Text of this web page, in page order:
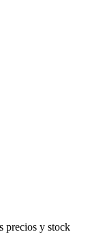
precios y stock